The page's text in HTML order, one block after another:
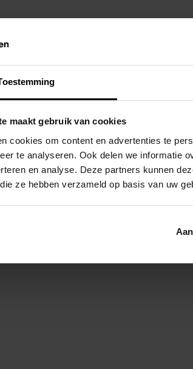
maakt gebruik van cookies
cookies om content en advertenties te
te analyseren. Ook delen we informatie
en analyse. Deze partners kunnen
ze hebben verzameld op basis van uw
ground trampoline 380×250 cm